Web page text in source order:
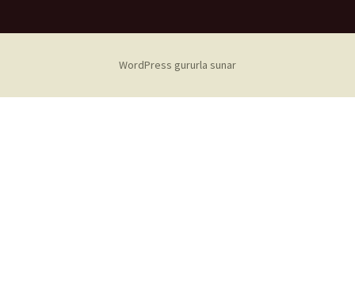
WordPress gururla sunar